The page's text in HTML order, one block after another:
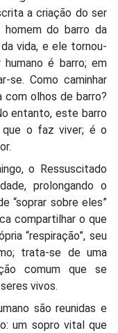
a criação do ser
homem do barro da
vida, e ele tornou-
é barro; em
se. Como caminhar
com olhos de barro?
entanto, este barro
que o faz viver; é o
o Ressuscitado
prolongando o
“soprar sobre eles”
compartilhar o que
“respiração”, seu
trata-se de uma
comum que se
vivos.
são reunidas e
um sopro vital que